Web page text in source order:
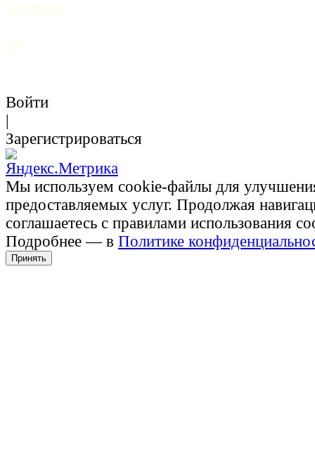
до 18.00)
12+
Войти
|
Зарегистрироваться
Мы используем cookie-файлы для
предоставляемых услуг. Продолжая
соглашаетесь с правилами использования
Подробнее — в Политике
Принять